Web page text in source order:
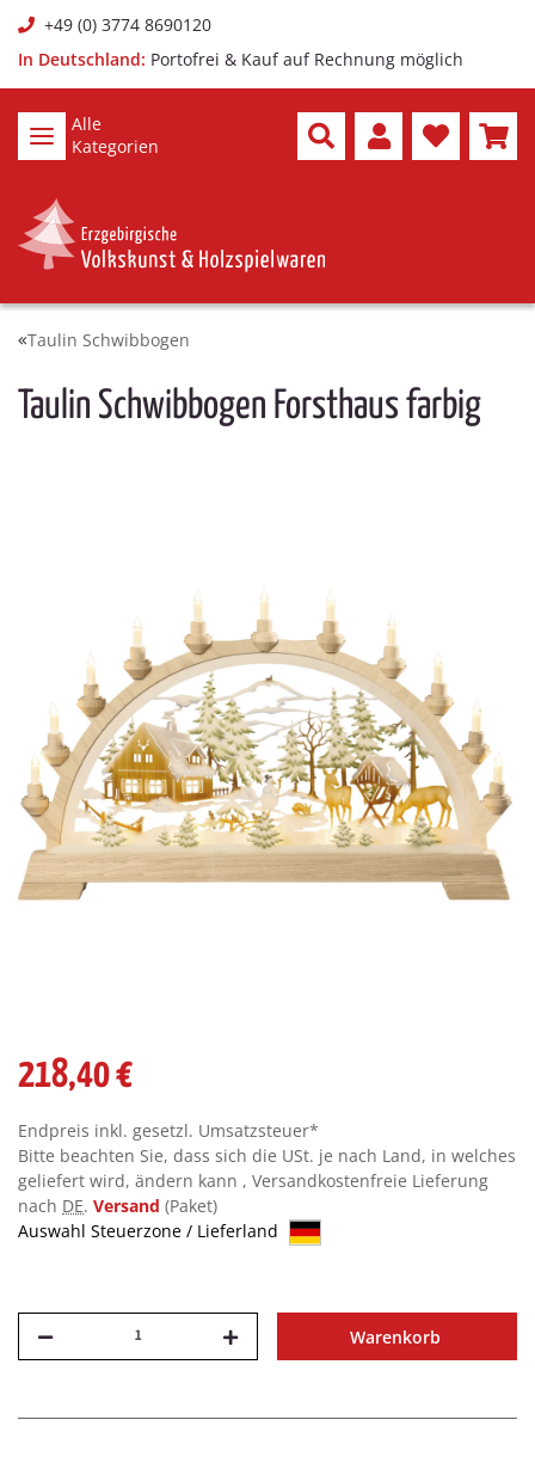
+49 (0) 3774 8690120
In Deutschland: Portofrei & Kauf auf Rechnung möglich
Alle
Kategorien
Taulin Schwibbogen
Taulin Schwibbogen Forsthaus farbig
218,40 €
Endpreis inkl. gesetzl. Umsatzsteuer*
Bitte beachten Sie, dass sich die USt. je nach Land, in welches
geliefert wird, ändern kann , Versandkostenfreie Lieferung
nach DE. Versand (Paket)
Auswahl Steuerzone / Lieferland
Warenkorb